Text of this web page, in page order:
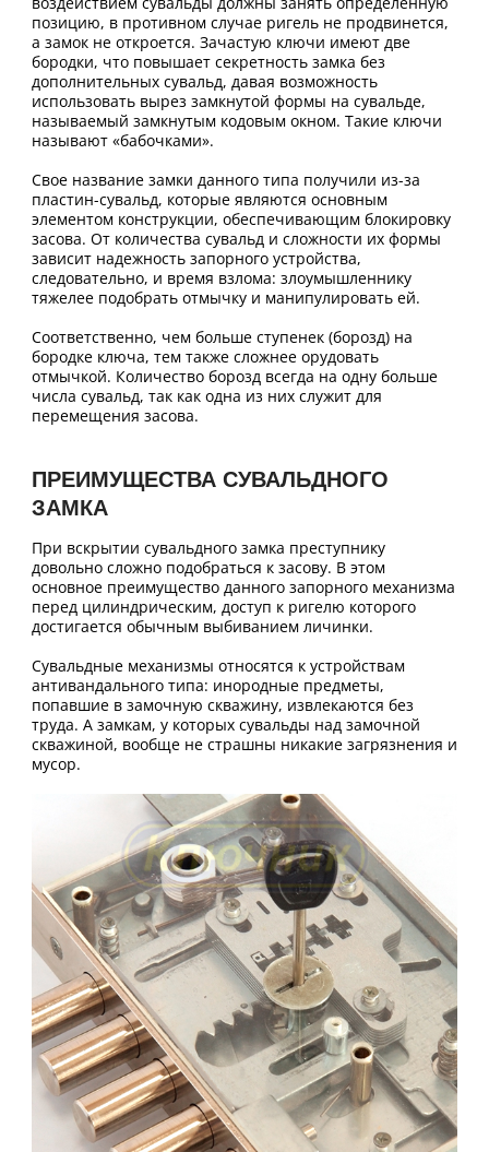
позицию, в противном случае ригель не продвинется,
а замок не откроется. Зачастую ключи имеют две
бородки, что повышает секретность замка без
дополнительных сувальд, давая возможность
использовать вырез замкнутой формы на сувальде,
называемый замкнутым кодовым окном. Такие ключи
называют «бабочками».
Свое название замки данного типа получили из-за
пластин-сувальд, которые являются основным
элементом конструкции, обеспечивающим блокировку
засова. От количества сувальд и сложности их формы
зависит надежность запорного устройства,
следовательно, и время взлома: злоумышленнику
тяжелее подобрать отмычку и манипулировать ей.
Соответственно, чем больше ступенек (борозд) на
бородке ключа, тем также сложнее орудовать
отмычкой. Количество борозд всегда на одну больше
числа сувальд, так как одна из них служит для
перемещения засова.
ПРЕИМУЩЕСТВА СУВАЛЬДНОГО
ЗАМКА
При вскрытии сувальдного замка преступнику
довольно сложно подобраться к засову. В этом
основное преимущество данного запорного механизма
перед цилиндрическим, доступ к ригелю которого
достигается обычным выбиванием личинки.
Сувальдные механизмы относятся к устройствам
антивандального типа: инородные предметы,
попавшие в замочную скважину, извлекаются без
труда. А замкам, у которых сувальды над замочной
скважиной, вообще не страшны никакие загрязнения и
мусор.